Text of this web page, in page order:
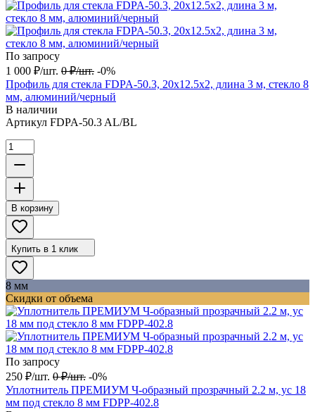
По запросу
1 000 ₽/шт. 0 ₽/шт. -0%
Профиль для стекла FDPA-50.3, 20х12.5х2, длина 3 м, стекло 8
мм, алюминий/черный
В наличии
Артикул FDPA-50.3 AL/BL
В корзину
Купить в 1 клик
8 мм
Скидки от объема
По запросу
250 ₽/шт. 0 ₽/шт. -0%
Уплотнитель ПРЕМИУМ Ч-образный прозрачный 2.2 м, ус 18
мм под стекло 8 мм FDPP-402.8